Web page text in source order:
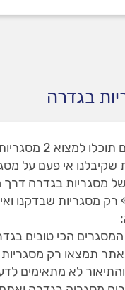
בגדרה
פעם הופיעו בגדרה ואת חלקם הסרנו עקב חוות הדעת שלכם.
אי פעם על
מסגריות בגדרה
מסגריות שבדקנו
הכי טובים
שבדקנו עם 39 חוות דעת מאומתות, בדירוג ממוצע של
לא מתאימים